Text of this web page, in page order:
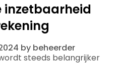
inzetbaarheid
by beheerder
steeds belangrijker